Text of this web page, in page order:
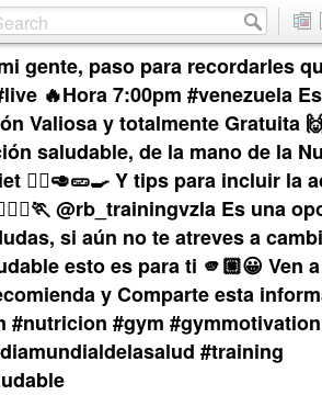
gente, paso para recordarles
🔥Hora 7:00pm #venezuela
Valiosa y totalmente Gratuita
saludable, de la mano de la
🧑‍⚕️🥑🥒🍳 Y tips para incluir la
@rb_trainingvzla Es una
si aún no te atreves a
esto es para ti 🫵🏼😀 Ven
y Comparte esta
#nutricion #gym #gymmotivation
#training